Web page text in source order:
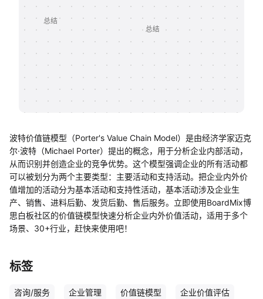
支持
波特价值链模型（Porter's Value Chain Model）是由经济学家迈克
尔·波特（Michael Porter）提出的概念，用于分析企业内部活动，
从而识别并创造企业的竞争优势。这个模型强调企业的所有活动都
可以被划分为两个主要类型：主要活动和支持活动。把企业内外价
值增加的活动分为基本活动和支持性活动，基本活动涉及企业生
产、销售、进料后勤、发货后勤、售后服务。立即使用BoardMix博
思白板社区的价值链模型快速分析企业内外价值活动，适用于多个
场景、30+行业，赶快来使用吧！
标签
咨询/服务 企业管理 价值链模型 企业价值评估